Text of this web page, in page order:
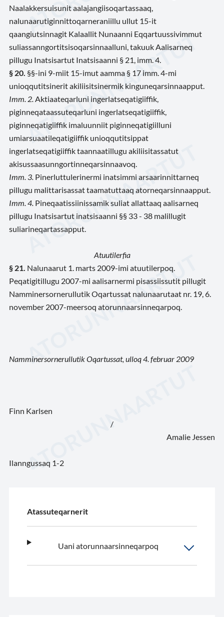
Naalakkersuisunit aalajangiisoqartassaaq,
nalunaarutiginnittoqarneraniillu ullut 15-it
qaangiutsinnagit Kalaallit Nunaanni Eqqartuussivimmut
suliassanngortitsisoqarsinnaalluni, takuuk Aalisarneq
pillugu Inatsisartut Inatsisaanni § 21, imm. 4.
§ 20. §§-ini 9-miit 15-imut aamma § 17 imm. 4-mi
unioqqutitsinerit akiliisitsinermik kinguneqarsinnaapput.
Imm. 2. Aktiaateqarluni ingerlatseqatigiiffik,
piginneqataassuteqarluni ingerlatseqatigiiffik,
piginneqatigiiffik imaluunniit piginneqatigiilluni
umiarsuaatileqatigiiffik unioqqutitsippat
ingerlatseqatigiiffik taannaatillugu akiliisitassatut
akisussaasunngortinneqarsinnaavoq.
Imm. 3. Pinerluttulerinermi inatsimmi arsaarinnittarneq
pillugu malittarisassat taamatuttaaq atorneqarsinnaapput.
Imm. 4. Pineqaatissiinissamik suliat allattaaq aalisarneq
pillugu Inatsisartut inatsisaanni §§ 33 - 38 malillugit
suliarineqartassapput.
Atuutilerfia
§ 21. Nalunaarut 1. marts 2009-imi atuutilerpoq.
Peqatigitillugu 2007-mi aalisarnermi pisassiissutit pillugit
Namminersornerullutik Oqartussat nalunaarutaat nr. 19, 6.
november 2007-meersoq atorunnaarsinneqarpoq.
Namminersornerullutik Oqartussat, ulloq 4. februar 2009
Finn Karlsen
/
Amalie Jessen
Ilanngussaq 1-2
Atassuteqarnerit
Uani atorunnaarsinneqarpoq